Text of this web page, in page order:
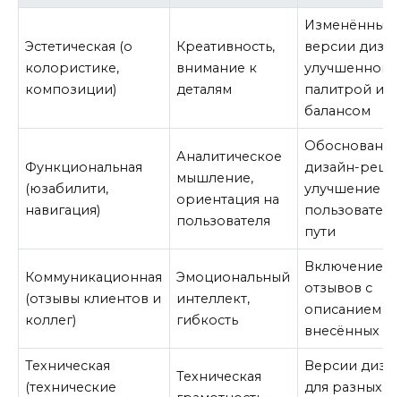
Эстетическая (о
колористике,
композиции)
Креативность,
внимание к
деталям
Изменённые
версии
улучшенной
палитрой и
балансом
Функциональная
(юзабилити,
навигация)
Аналитическое
мышление,
ориентация на
пользователя
Обоснования
дизайн-
улучшение
пути
Коммуникационная
(отзывы клиентов и
коллег)
Эмоциональный
интеллект,
гибкость
Включение
отзывов с
описанием
внесённых
Техническая
(технические
Техническая
Версии
для разных